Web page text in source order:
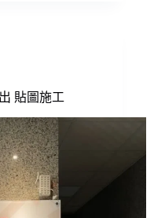
貼圖施工